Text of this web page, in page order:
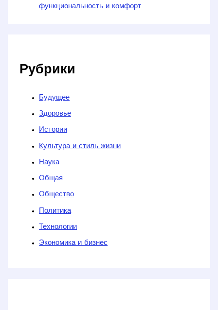
функциональность и комфорт
Рубрики
Будущее
Здоровье
Истории
Культура и стиль жизни
Наука
Общая
Общество
Политика
Технологии
Экономика и бизнес